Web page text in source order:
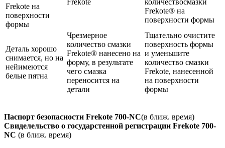
Frekote на
поверхности
формы
Frekote® на
поверхности формы
Деталь хорошо
снимается, но на
нейимеются
белые пятна
Чрезмерное
количество смазки
Frekote® нанесено на
форму, в результате
чего смазка
переносится на
детали
Тщательно очистите
поверхность формы
и уменьшите
количество смазки
Frekote, нанесенной
на поверхности
формы
Паспорт безопасности Frekote 700-NC(в ближ. время)
Свиделельство о государстенной регистрации Frekote 700-
NC (в ближ. время)